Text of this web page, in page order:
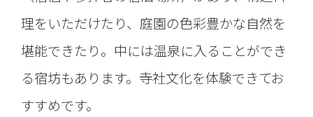
理をいただけたり、庭園の色彩豊かな自然を
堪能できたり。中には温泉に入ることができ
る宿坊もあります。寺社文化を体験できてお
すすめです。